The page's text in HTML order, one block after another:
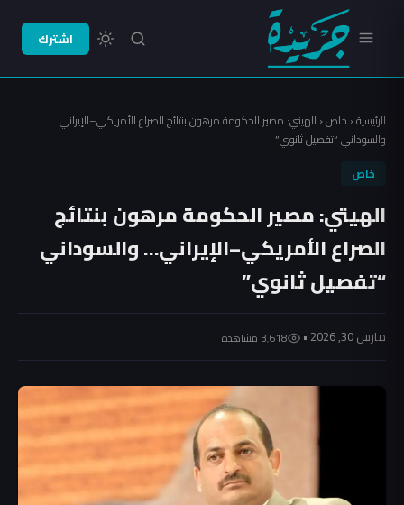
اشترك
الرئيسية‹ خاص‹ الهيتي: مصير الحكومة مرهون بنتائج الصراع الأمريكي–الإيراني…
والسوداني “تفصيل ثانوي”
خاص
الهيتي: مصير الحكومة مرهون بنتائج
الصراع الأمريكي–الإيراني… والسوداني
“تفصيل ثانوي”
مارس 30, 2026 • 3٬618 مشاهدة